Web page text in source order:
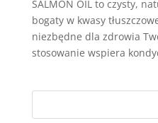
SALMON OIL to czysty,
bogaty w kwasy
niezbędne dla zdrowia
stosowanie wspiera